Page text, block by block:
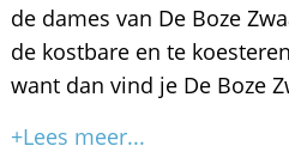
de dames van De Boze
de kostbare en te
want dan vind je De Boze
+Lees meer...